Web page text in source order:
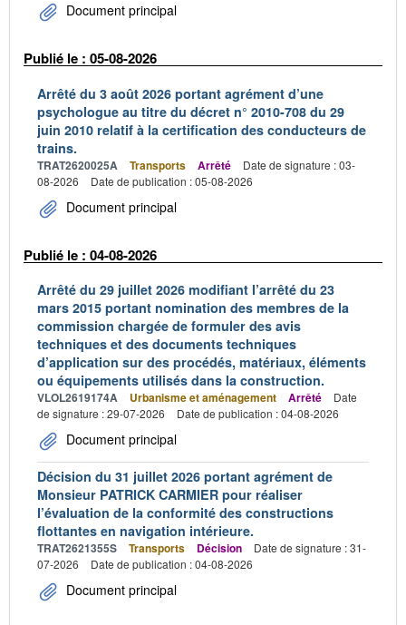
Document principal
Publié le : 05-08-2026
Arrêté du 3 août 2026 portant agrément d’une
psychologue au titre du décret n° 2010-708 du 29
juin 2010 relatif à la certification des conducteurs de
trains.
TRAT2620025A Transports Arrêté
Date de signature : 03-
08-2026
Date de publication : 05-08-2026
Document principal
Publié le : 04-08-2026
Arrêté du 29 juillet 2026 modifiant l’arrêté du 23
mars 2015 portant nomination des membres de la
commission chargée de formuler des avis
techniques et des documents techniques
d’application sur des procédés, matériaux, éléments
ou équipements utilisés dans la construction.
VLOL2619174A Urbanisme et aménagement Arrêté
Date
de signature : 29-07-2026
Date de publication : 04-08-2026
Document principal
Décision du 31 juillet 2026 portant agrément de
Monsieur PATRICK CARMIER pour réaliser
l’évaluation de la conformité des constructions
flottantes en navigation intérieure.
TRAT2621355S Transports Décision
Date de signature : 31-
07-2026
Date de publication : 04-08-2026
Document principal